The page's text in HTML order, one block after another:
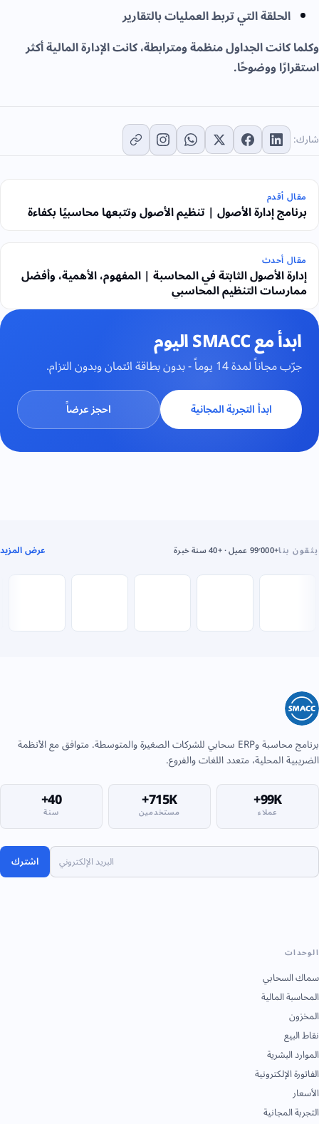
الحلقة التي تربط العمليات بالتقارير
وكلما كانت الجداول منظمة ومترابطة، كانت الإدارة المالية أكثر
استقرارًا ووضوحًا.
شارك:
مقال أقدم
برنامج إدارة الأصول | تنظيم الأصول وتتبعها محاسبيًا بكفاءة
مقال أحدث
إدارة الأصول الثابتة في المحاسبة | المفهوم، الأهمية، وأفضل
ممارسات التنظيم المحاسبي
ابدأ مع SMACC اليوم
جرّب مجاناً لمدة 14 يوماً - بدون بطاقة ائتمان وبدون التزام.
ابدأ التجربة المجانية احجز عرضاً
يثقون بنا+99٬000 عميل · +40 سنة خبرة عرض المزيد
برنامج محاسبة وERP سحابي للشركات الصغيرة والمتوسطة. متوافق مع الأنظمة
الضريبية المحلية، متعدد اللغات والفروع.
99K+
عملاء 715K+
مستخدمين 40+
سنة
اشترك
الوحدات
سماك السحابي
المحاسبة المالية
المخزون
نقاط البيع
الموارد البشرية
الفاتورة الإلكترونية
الأسعار
التجربة المجانية